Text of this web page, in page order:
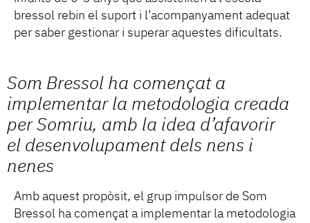
bressol rebin el suport i l’acompanyament adequat
per saber gestionar i superar aquestes dificultats.
Som Bressol ha començat a
implementar la metodologia creada
per Somriu, amb la idea d’afavorir
el desenvolupament dels nens i
nenes
Amb aquest propòsit, el grup impulsor de Som
Bressol ha començat a implementar la metodologia